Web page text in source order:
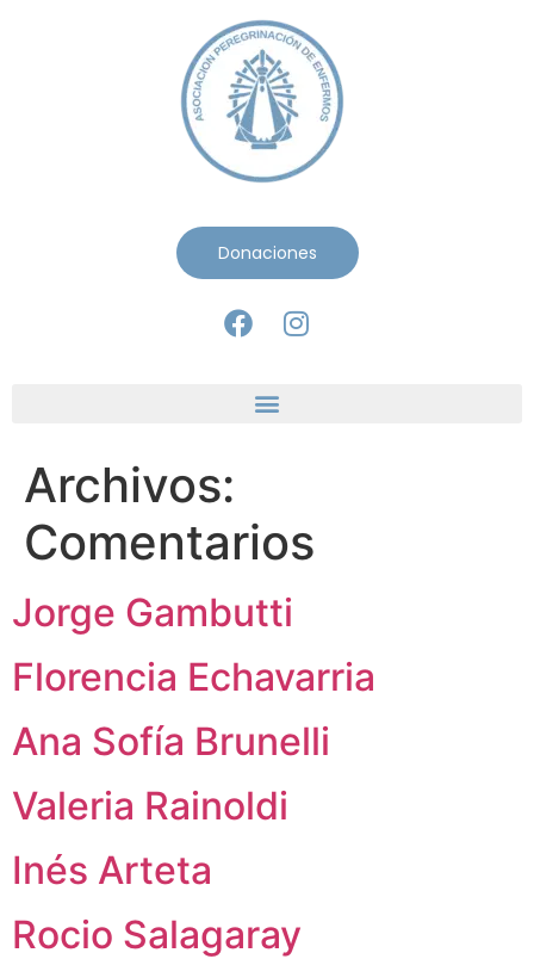
Donaciones
Archivos:
Comentarios
Jorge Gambutti
Florencia Echavarria
Ana Sofía Brunelli
Valeria Rainoldi
Inés Arteta
Rocio Salagaray